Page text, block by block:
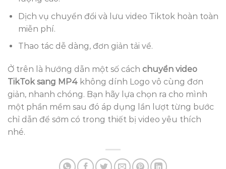
Dịch vụ chuyển đổi và lưu video Tiktok hoàn toàn
miễn phí.
Thao tác dễ dàng, đơn giản tải về.
Ở trên là hướng dẫn một số cách chuyển video
TikTok sang MP4 không dính Logo vô cùng đơn
giản, nhanh chóng. Bạn hãy lựa chọn ra cho mình
một phần mềm sau đó áp dụng lần lượt từng bước
chỉ dẫn để sớm có trong thiết bị video yêu thích
nhé.